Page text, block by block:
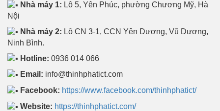
Nhà máy 1: Lô 5, Yên Phúc, phường Chương Mỹ, Hà
Nội
Nhà máy 2: Lô CN 3-1, CCN Yên Dương, Vũ Dương,
Ninh Bình.
Hotline: 0936 014 066
Email: info@thinhphatict.com
Facebook: https://www.facebook.com/thinhphatict/
Website: https://thinhphatict.com/